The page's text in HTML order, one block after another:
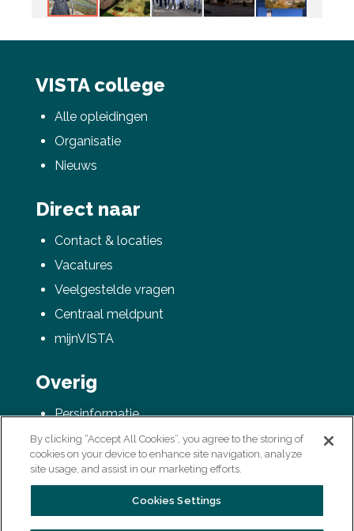
VISTA college
Alle opleidingen
Organisatie
Nieuws
Direct naar
Contact & locaties
Vacatures
Veelgestelde vragen
Centraal meldpunt
mijnVISTA
Overig
Persinformatie
AVG / Privacyverklaring
Colofon
By clicking “Accept All Cookies”, you agree to the storing of
cookies on your device to enhance site navigation, analyze
site usage, and assist in our marketing efforts.
Cookies Settings